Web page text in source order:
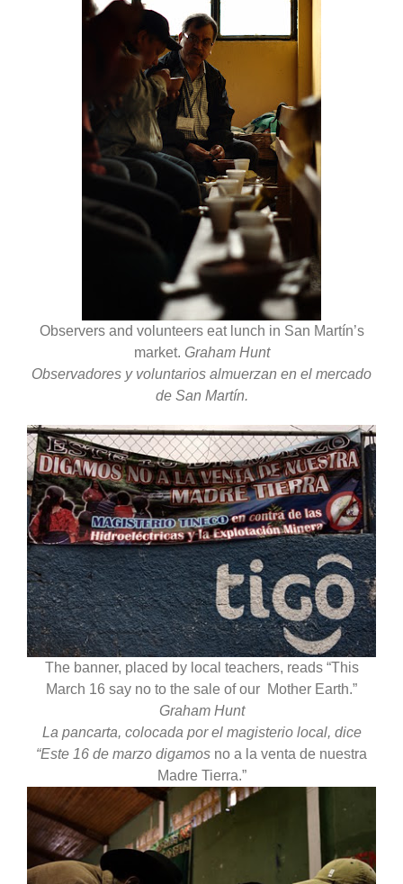
Observers and volunteers eat lunch in San Martín’s
market. Graham Hunt
Observadores y voluntarios almuerzan en el mercado
de San Martín.
The banner, placed by local teachers, reads “This
March 16 say no to the sale of our Mother Earth.”
Graham Hunt
La pancarta, colocada por el magisterio local, dice
“Este 16 de marzo digamos no a la venta de nuestra
Madre Tierra.”